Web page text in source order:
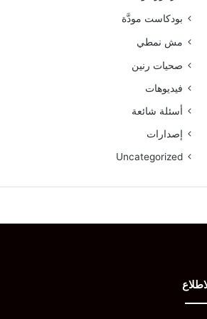
بودكاست مودَّة
مش نمطي
صحيات رنين
فيديوهات
أسئلة شائعة
إصدارات
Uncategorized